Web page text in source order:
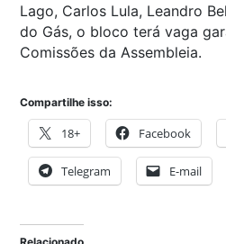
Lago, Carlos Lula, Leandro
do Gás, o bloco terá vaga
Comissões da Assembleia.
Compartilhe isso:
18+ Facebook
Telegram E-mail